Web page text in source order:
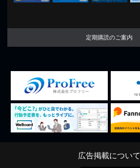
定期購読のご案内
広告掲載について